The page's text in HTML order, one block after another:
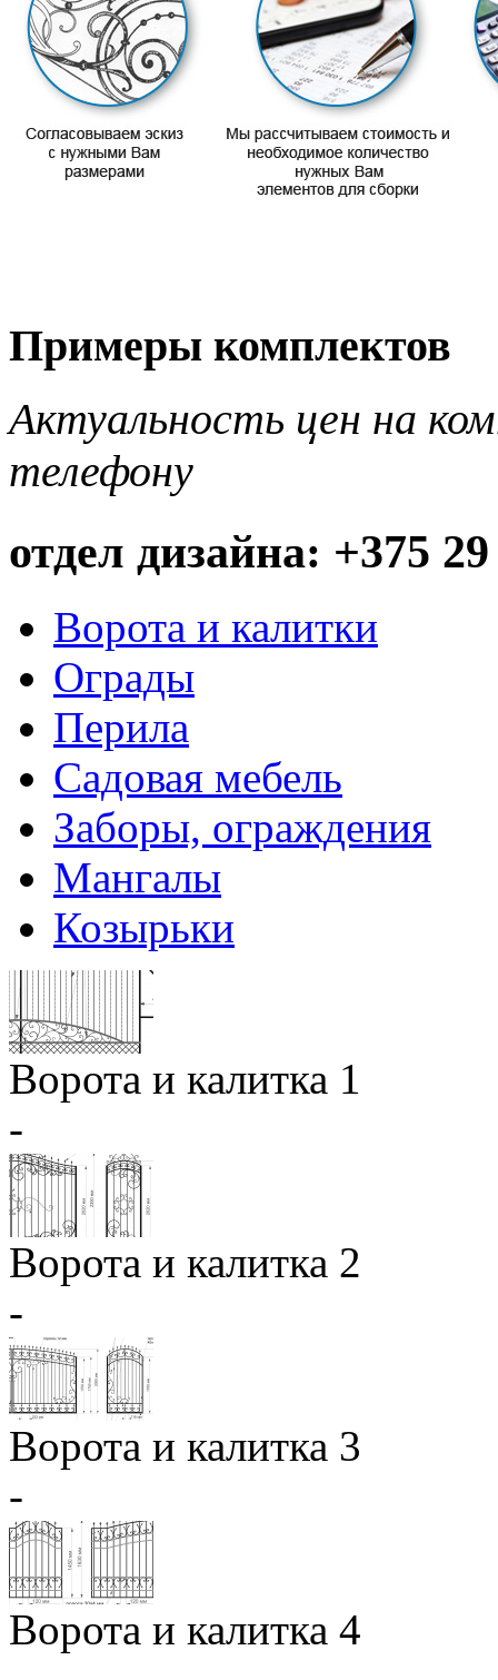
Примеры комплектов
Актуальность цен на
телефону
отдел дизайна: +375
Ворота и калитки
Ограды
Перила
Садовая мебель
Заборы, ограждения
Мангалы
Козырьки
Ворота и калитка 1
-
Ворота и калитка 2
-
Ворота и калитка 3
-
Ворота и калитка 4